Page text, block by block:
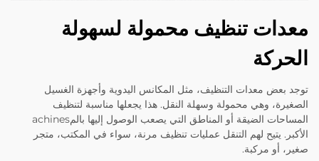
تنظيف محمولة لسهولة
معدات التنظيف، مثل المكانس اليدوية وأجهزة الغسيل
وهي محمولة وسهلة النقل. هذا يجعلها مناسبة لتنظيف
المساحات الضيقة أو المناطق التي يصعب الوصول إليها بالمachines
يتيح لهم التنقل عمليات تنظيف مرنة، سواء في المكتب، متجر
أو مركبة.